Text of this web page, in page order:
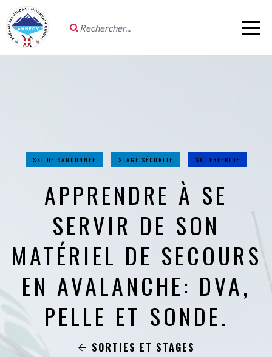
SKI DE RANDONNÉE STAGE SÉCURITÉ SKI FREERIDE
APPRENDRE À SE
SERVIR DE SON
MATÉRIEL DE SECOURS
EN AVALANCHE: DVA,
PELLE ET SONDE.
SORTIES ET STAGES